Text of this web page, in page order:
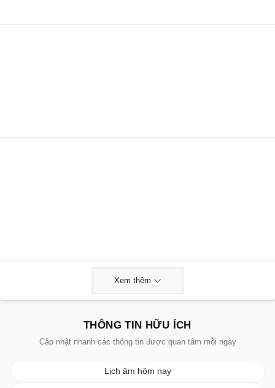
Xem thêm
THÔNG TIN HỮU ÍCH
Cập nhật nhanh các thông tin được quan tâm mỗi ngày
Lịch âm hôm nay